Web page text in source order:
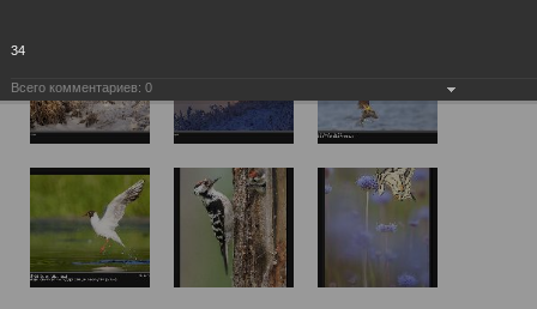
34
Всего комментариев: 0